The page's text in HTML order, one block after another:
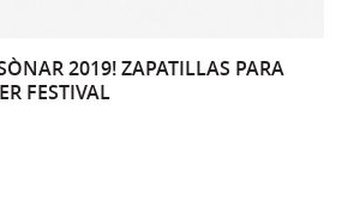
2019! ZAPATILLAS PARA
FESTIVAL